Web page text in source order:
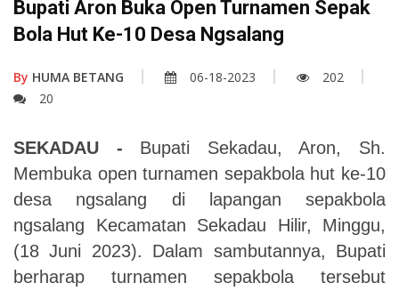
Bupati Aron Buka Open Turnamen Sepak
Bola Hut Ke-10 Desa Ngsalang
By HUMA BETANG 06-18-2023
202
20
SEKADAU - Bupati Sekadau, Aron, Sh.
Membuka open turnamen sepakbola hut ke-10
desa ngsalang di lapangan sepakbola
ngsalang Kecamatan Sekadau Hilir, Minggu,
(18 Juni 2023). Dalam sambutannya, Bupati
berharap turnamen sepakbola tersebut